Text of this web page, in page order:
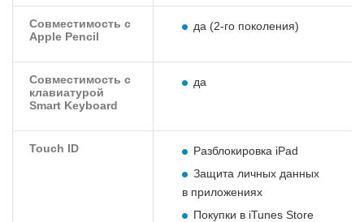
Совместимость с
Apple Pencil
да (2-го поколения)
Совместимость с
клавиатурой
Smart Keyboard
да
Touch ID
Разблокировка iPad
Защита личных данных
в приложениях
Покупки в iTunes Store